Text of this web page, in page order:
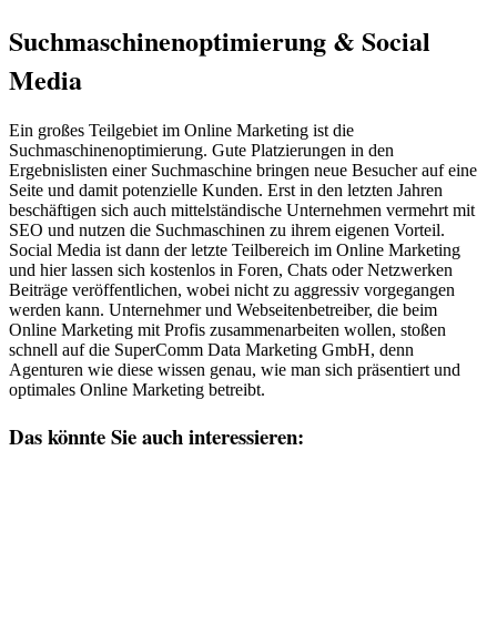
Suchmaschinenoptimierung & Social
Media
Ein großes Teilgebiet im Online Marketing ist die
Suchmaschinenoptimierung. Gute Platzierungen in den
Ergebnislisten einer Suchmaschine bringen neue Besucher auf eine
Seite und damit potenzielle Kunden. Erst in den letzten Jahren
beschäftigen sich auch mittelständische Unternehmen vermehrt mit
SEO und nutzen die Suchmaschinen zu ihrem eigenen Vorteil.
Social Media ist dann der letzte Teilbereich im Online Marketing
und hier lassen sich kostenlos in Foren, Chats oder Netzwerken
Beiträge veröffentlichen, wobei nicht zu aggressiv vorgegangen
werden kann. Unternehmer und Webseitenbetreiber, die beim
Online Marketing mit Profis zusammenarbeiten wollen, stoßen
schnell auf die SuperComm Data Marketing GmbH, denn
Agenturen wie diese wissen genau, wie man sich präsentiert und
optimales Online Marketing betreibt.
Das könnte Sie auch interessieren: